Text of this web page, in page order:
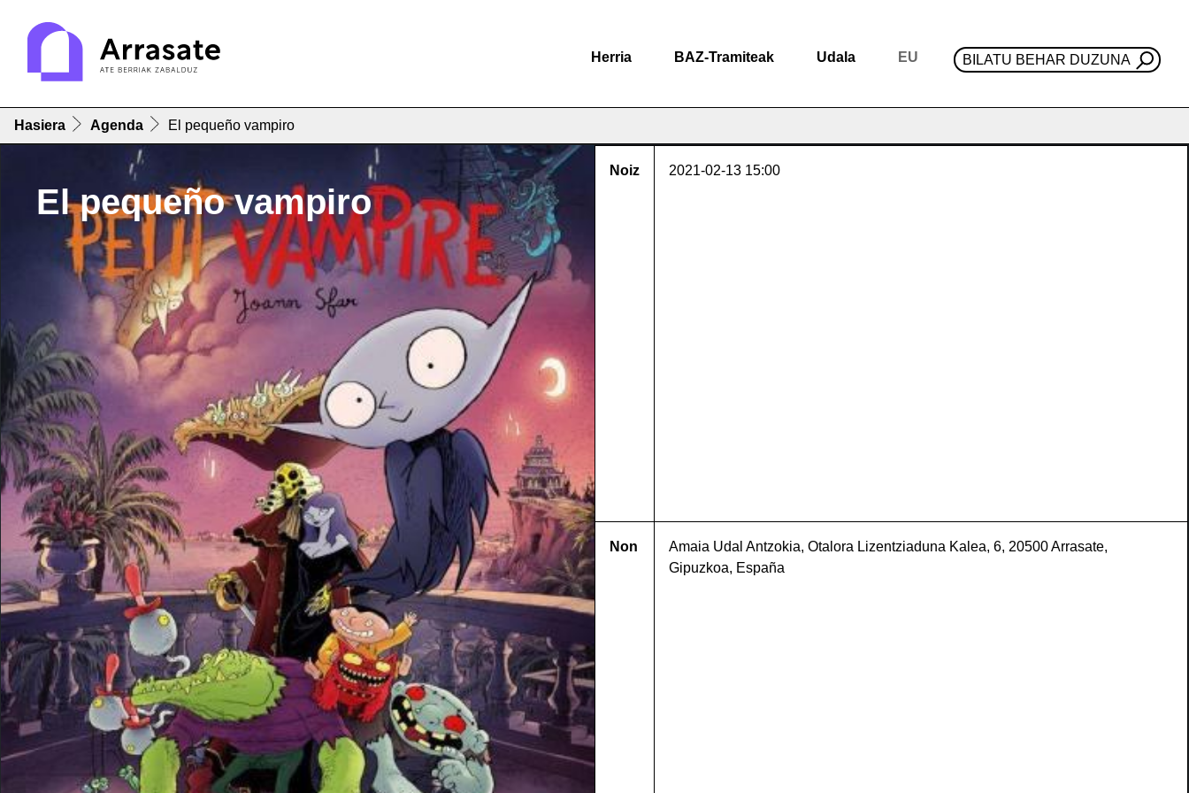
Herria BAZ-Tramiteak Udala EU BILATU BEHAR DUZUNA
Hasiera Agenda El pequeño vampiro
El pequeño vampiro
Noiz 2021-02-13 15:00
Non
Amaia Udal Antzokia, Otalora Lizentziaduna Kalea, 6, 20500 Arrasate,
Gipuzkoa, España